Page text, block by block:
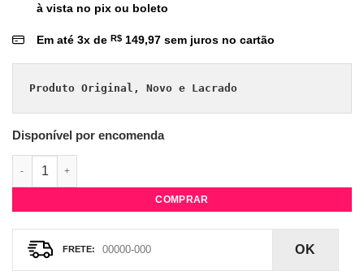
à vista no pix ou boleto
Em até 3x de R$ 149,97 sem juros no cartão
Produto Original, Novo e Lacrado
Disponível por encomenda
Vinil Coldplay - A Head Full Of Dreams quantidade
COMPRAR
OK